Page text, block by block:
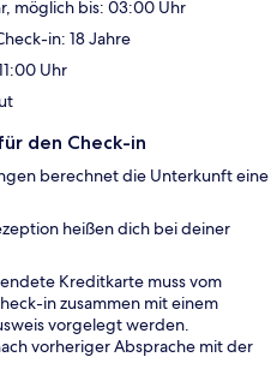
möglich bis: 03:00 Uhr
in: 18 Jahre
Uhr
den Check-in
berechnet die Unterkunft eine
heißen dich bei deiner
Kreditkarte muss vom
in zusammen mit einem
vorgelegt werden.
vorheriger Absprache mit der